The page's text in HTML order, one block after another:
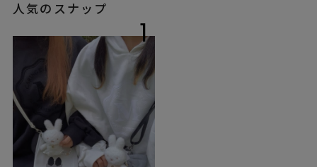
人気のスナップ
1